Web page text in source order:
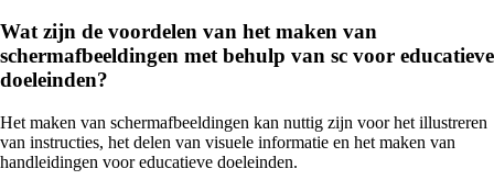
Wat zijn de voordelen van het maken van
schermafbeeldingen met behulp van sc voor educatieve
doeleinden?
Het maken van schermafbeeldingen kan nuttig zijn voor het illustreren
van instructies, het delen van visuele informatie en het maken van
handleidingen voor educatieve doeleinden.